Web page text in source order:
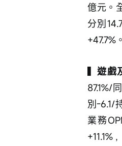
億元。
分別
+47.7%。
遊戲
87.1%/
別-6.1/
業務